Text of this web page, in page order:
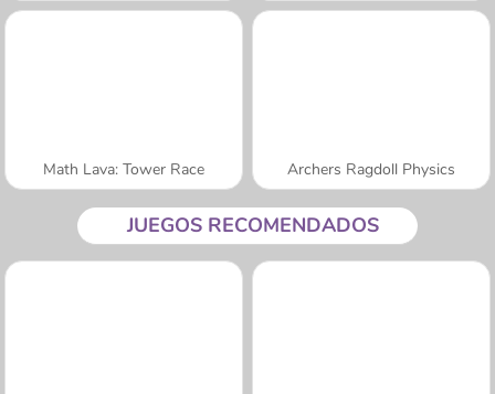
Math Lava: Tower Race Archers Ragdoll Physics
JUEGOS RECOMENDADOS